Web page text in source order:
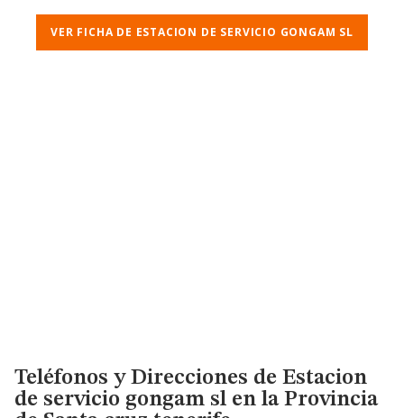
VER FICHA DE ESTACION DE SERVICIO GONGAM SL
Teléfonos y Direcciones de Estacion
de servicio gongam sl en la Provincia